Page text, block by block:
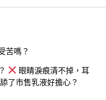
苦嗎？
眼睛淚痕清不掉，耳
了市售乳液好擔心？